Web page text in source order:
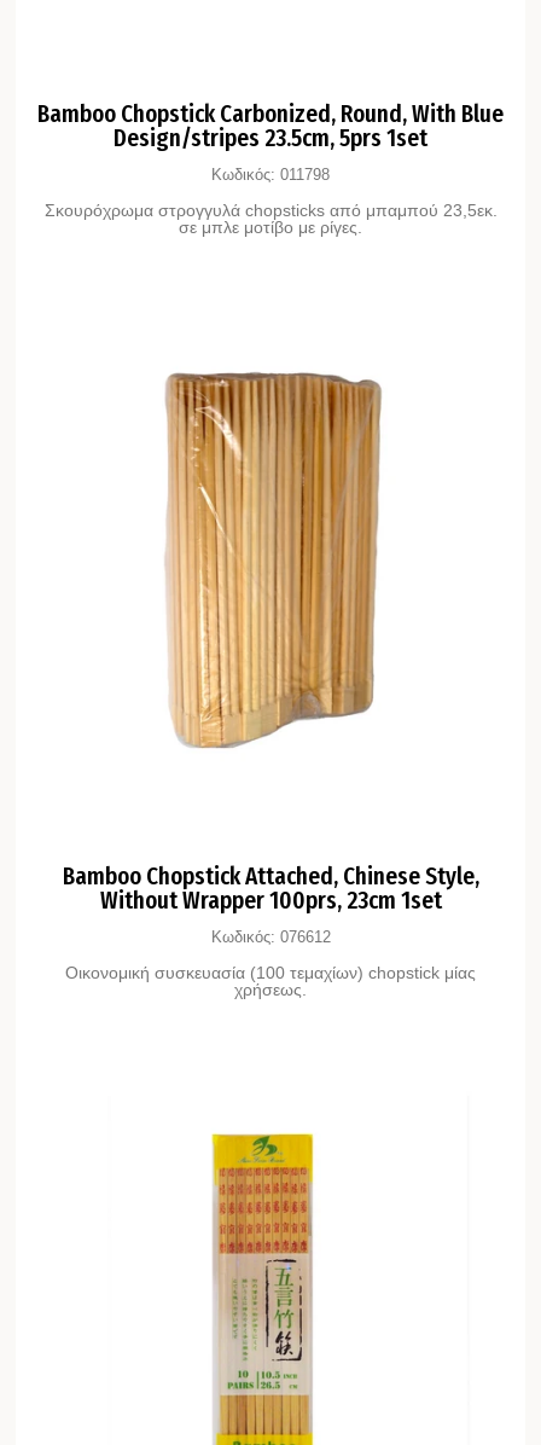
Bamboo Chopstick Carbonized, Round, With Blue
Design/stripes 23.5cm, 5prs 1set
Κωδικός: 011798
Σκουρόχρωμα στρογγυλά chopsticks από μπαμπού 23,5εκ.
σε μπλε μοτίβο με ρίγες.
Bamboo Chopstick Attached, Chinese Style,
Without Wrapper 100prs, 23cm 1set
Κωδικός: 076612
Οικονομική συσκευασία (100 τεμαχίων) chopstick μίας
χρήσεως.